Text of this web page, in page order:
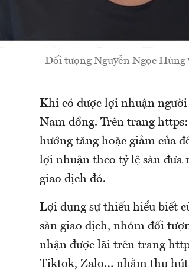
Đối tượng Nguyễn Ngọc
Khi có được lợi nhuận
Nam đồng. Trên trang
hướng tăng hoặc giảm của
lợi nhuận theo tỷ lệ sàn đưa
giao dịch đó.
Lợi dụng sự thiếu hiểu biết
sàn giao dịch, nhóm đối
nhận được lãi trên trang
Tiktok, Zalo… nhằm thu hút